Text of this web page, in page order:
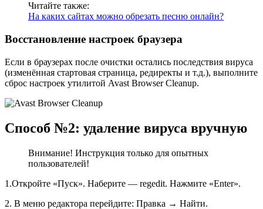
Читайте также:
На каких сайтах можно обрезать песню онлайн?
Восстановление настроек браузера
Если в браузерах после очистки остались последствия вируса
(изменённая стартовая страница, редиректы и т.д.), выполните
сброс настроек утилитой Avast Browser Cleanup.
Способ №2: удаление вируса вручную
Внимание! Инструкция только для опытных
пользователей!
1.Откройте «Пуск». Наберите — regedit. Нажмите «Enter».
2. В меню редактора перейдите: Правка → Найти.